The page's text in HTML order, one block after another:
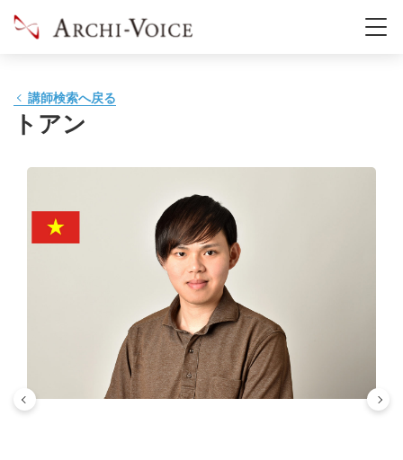
講師検索へ戻る
トアン